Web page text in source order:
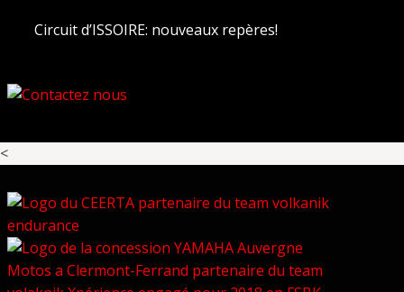
Circuit d’ISSOIRE: nouveaux repères!
<